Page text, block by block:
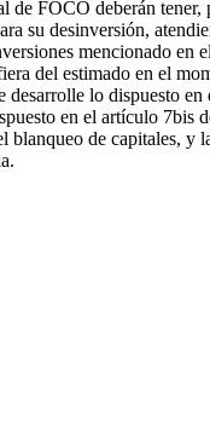
FOCO deberán
su desinversión,
mencionado en
del estimado en el
lo dispuesto
en el artículo
de capitales,